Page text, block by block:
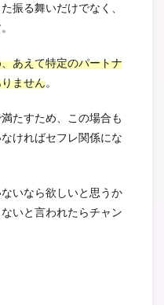
振る舞いだけでなく、
あえて特定のパートナ
ません。
たすため、この場合も
ければセフレ関係にな
いなら欲しいと思うか
いと言われたらチャン